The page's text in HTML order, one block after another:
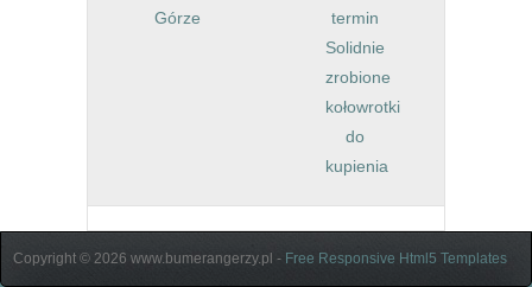
Górze
termin
Solidnie
zrobione
kołowrotki
do
kupienia
Copyright © 2026 www.bumerangerzy.pl - Free Responsive Html5 Templates